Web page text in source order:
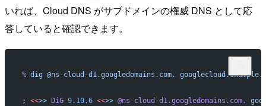
いれば、Cloud DNS がサブドメインの権威 DNS として応
答していると確認できます。
% dig @ns-cloud-d1.googledomains.com.
; <<>> DiG 9.10.6 <<>> @ns-cloud-d1.googledomains.com.